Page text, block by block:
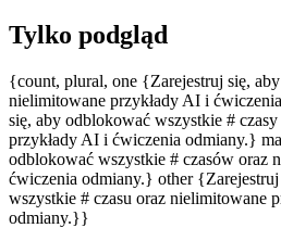
Tylko podgląd
{count, plural, one {Zarejestruj się,
nielimitowane przykłady AI i
się, aby odblokować wszystkie #
przykłady AI i ćwiczenia odmiany.}
odblokować wszystkie # czasów oraz
ćwiczenia odmiany.} other
wszystkie # czasu oraz nielimitowane
odmiany.}}